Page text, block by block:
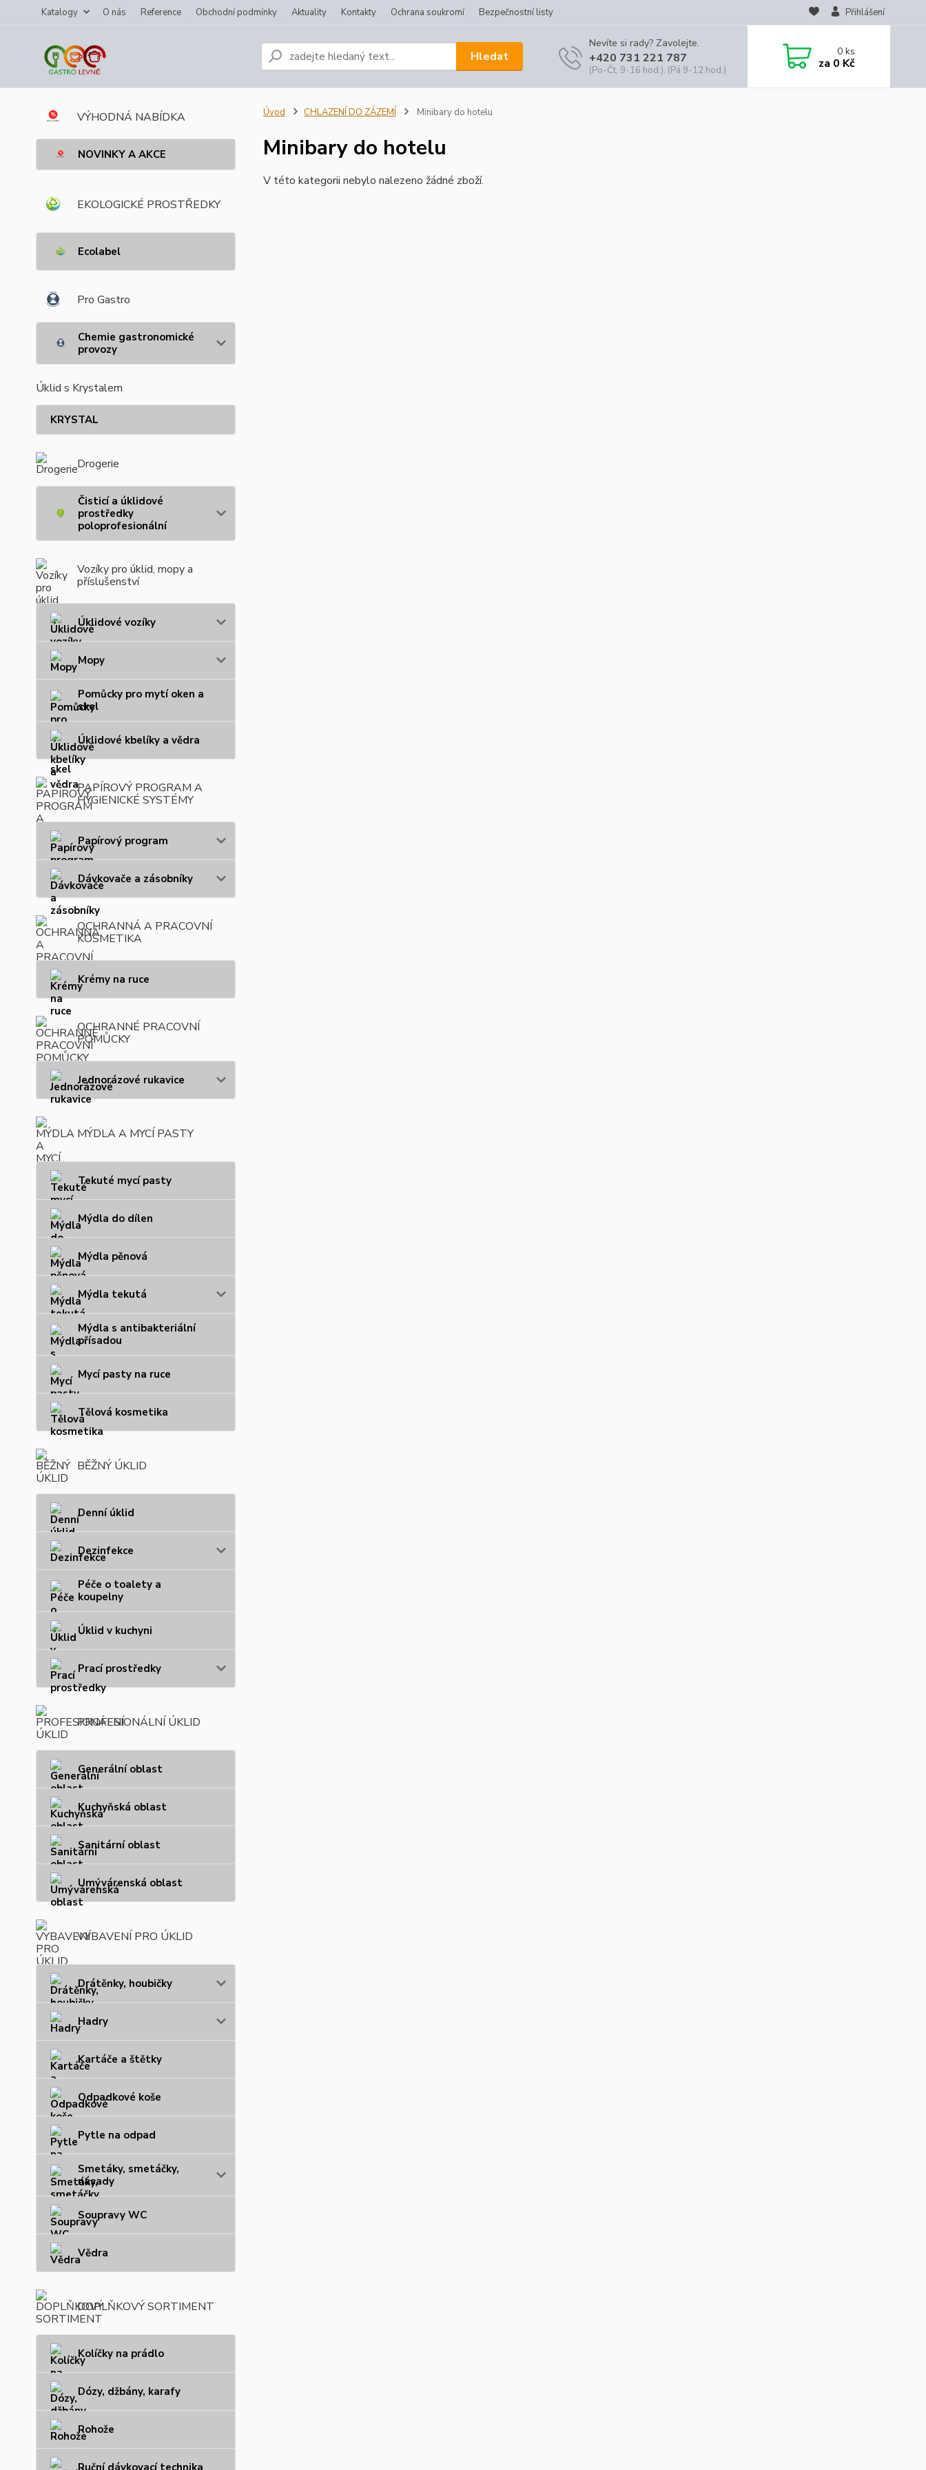
Katalogy O nás Reference Obchodní podmínky Aktuality Kontakty Ochrana soukromí Bezpečnostní listy Přihlášení
Hledat
Nevíte si rady? Zavolejte.
+420 731 221 787
(Po-Čt, 9-16 hod.), (Pá 9-12 hod.)
0ks
za 0 Kč
VÝHODNÁ NABÍDKA
NOVINKY A AKCE
EKOLOGICKÉ PROSTŘEDKY
Ecolabel
Pro Gastro
Chemie gastronomické
provozy
Úklid s Krystalem
KRYSTAL
Drogerie
Čisticí a úklidové
prostředky
poloprofesionální
Vozíky pro úklid, mopy a
příslušenství
Úklidové vozíky
Mopy
Pomůcky pro mytí oken a
skel
Úklidové kbelíky a vědra
PAPÍROVÝ PROGRAM A
HYGIENICKÉ SYSTÉMY
Papírový program
Dávkovače a zásobníky
OCHRANNÁ A PRACOVNÍ
KOSMETIKA
Krémy na ruce
OCHRANNÉ PRACOVNÍ
POMŮCKY
Jednorázové rukavice
MÝDLA A MYCÍ PASTY
Tekuté mycí pasty
Mýdla do dílen
Mýdla pěnová
Mýdla tekutá
Mýdla s antibakteriální
přísadou
Mycí pasty na ruce
Tělová kosmetika
BĚŽNÝ ÚKLID
Denní úklid
Dezinfekce
Péče o toalety a
koupelny
Úklid v kuchyni
Prací prostředky
PROFESIONÁLNÍ ÚKLID
Generální oblast
Kuchyňská oblast
Sanitární oblast
Umývárenská oblast
VYBAVENÍ PRO ÚKLID
Drátěnky, houbičky
Hadry
Kartáče a štětky
Odpadkové koše
Pytle na odpad
Smetáky, smetáčky,
násady
Soupravy WC
Vědra
DOPLŇKOVÝ SORTIMENT
Kolíčky na prádlo
Dózy, džbány, karafy
Rohože
Ruční dávkovací technika
Úvod CHLAZENÍ DO ZÁZEMÍ Minibary do hotelu
Minibary do hotelu
V této kategorii nebylo nalezeno žádné zboží.